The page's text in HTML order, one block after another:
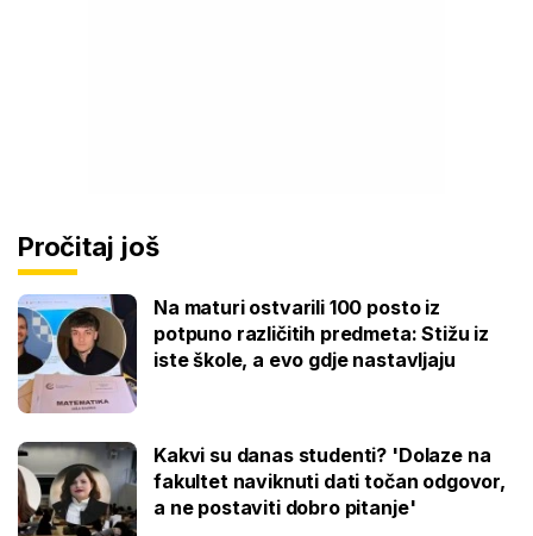
Pročitaj još
Na maturi ostvarili 100 posto iz
potpuno različitih predmeta: Stižu iz
iste škole, a evo gdje nastavljaju
Kakvi su danas studenti? 'Dolaze na
fakultet naviknuti dati točan odgovor,
a ne postaviti dobro pitanje'